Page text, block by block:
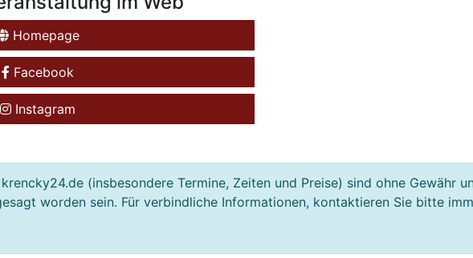
Homepage
Facebook
Instagram
(insbesondere Termine, Zeiten und Preise) sind ohne Gewähr
worden sein. Für verbindliche Informationen, kontaktieren Sie bitte